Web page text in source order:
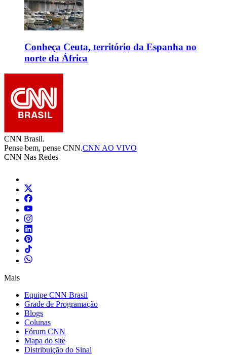
Conheça Ceuta, território da Espanha no
norte da África
CNN Brasil.
Pense bem, pense CNN.CNN AO VIVO
CNN Nas Redes
Mais
Equipe CNN Brasil
Grade de Programação
Blogs
Colunas
Fórum CNN
Mapa do site
Distribuição do Sinal